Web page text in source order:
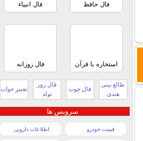
فال حافظ فال انبیاء
استخاره با قرآن فال روزانه
طالع بینی
هندی
فال چوب
فال روز
تولد
تعبیر خواب
سرویس ها
قیمت خودرو اطلاعات دارویی